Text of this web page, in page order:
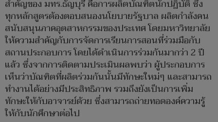
สำคัญของ มทร.ธัญบุรี คือการผลิตบัณฑิตนักปฏิบัติ ซึ่ง
ทุกหลักสูตรต้องตอบสนองนโยบายรัฐบาล ผลิตกำลังคน
สนับสนุนภาคอุตสาหกรรมของประเทศ โดยมหาวิทยาลัย
ให้ความสำคัญกับการจัดการเรียนการสอนที่ร่วมมือกับ
สถานประกอบการ โดยได้ดำเนินการร่วมกันมากว่า 2 ปี
แล้ว ซึ่งจากการติดตามประเมินผลพบว่า ผู้ประกอบการ
เห็นว่าบัณฑิตที่ผลิตร่วมกันนั้นมีทักษะใหม่ๆ และสามารถ
ทำงานได้อย่างมีประสิทธิภาพ รวมถึงยังเป็นการเพิ่ม
ทักษะให้กับอาจารย์ด้วย ซึ่งสามารถถ่ายทอดองค์ความรู้
ให้กับนักศึกษาต่อไป